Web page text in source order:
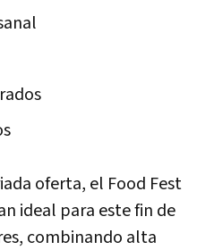
oferta, el Food Fest
ideal para este fin de
combinando alta